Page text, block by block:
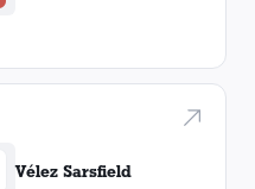
Vélez Sarsfield